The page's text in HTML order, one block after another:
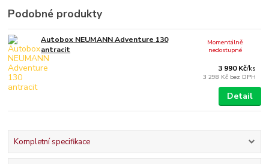
Podobné produkty
Autobox NEUMANN Adventure 130
antracit
3 990 Kč/ks
3 298 Kč bez DPH
Momentálně
nedostupné
Detail
Kompletní specifikace